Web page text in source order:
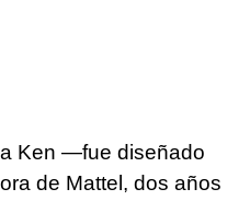
Ken —fue diseñado
de Mattel, dos años